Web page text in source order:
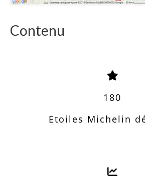
Contenu
180
Etoiles Michelin